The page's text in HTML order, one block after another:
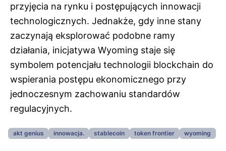
przyjęcia na rynku i postępujących innowacji
technologicznych. Jednakże, gdy inne stany
zaczynają eksplorować podobne ramy
działania, inicjatywa Wyoming staje się
symbolem potencjału technologii blockchain do
wspierania postępu ekonomicznego przy
jednoczesnym zachowaniu standardów
regulacyjnych.
akt genius innowacja. stablecoin token frontier wyoming